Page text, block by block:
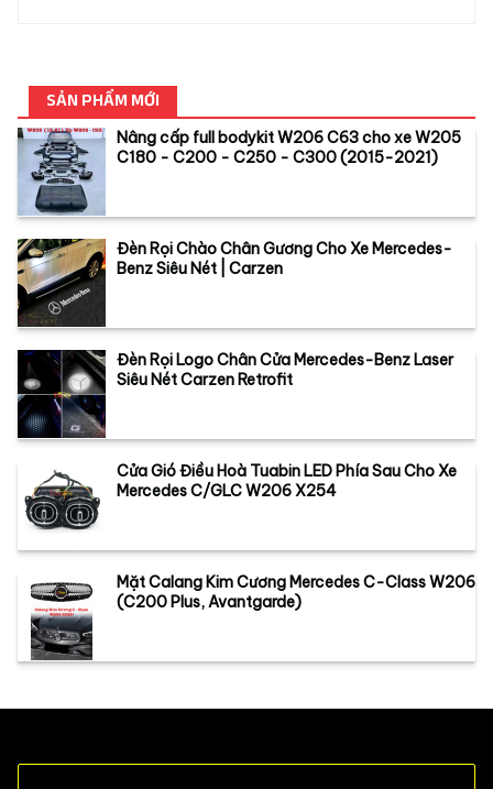
SẢN PHẨM MỚI
Nâng cấp full bodykit W206 C63 cho xe W205
C180 - C200 - C250 - C300 (2015-2021)
Đèn Rọi Chào Chân Gương Cho Xe Mercedes-
Benz Siêu Nét | Carzen
Đèn Rọi Logo Chân Cửa Mercedes-Benz Laser
Siêu Nét Carzen Retrofit
Cửa Gió Điều Hoà Tuabin LED Phía Sau Cho Xe
Mercedes C/GLC W206 X254
Mặt Calang Kim Cương Mercedes C-Class W206
(C200 Plus, Avantgarde)